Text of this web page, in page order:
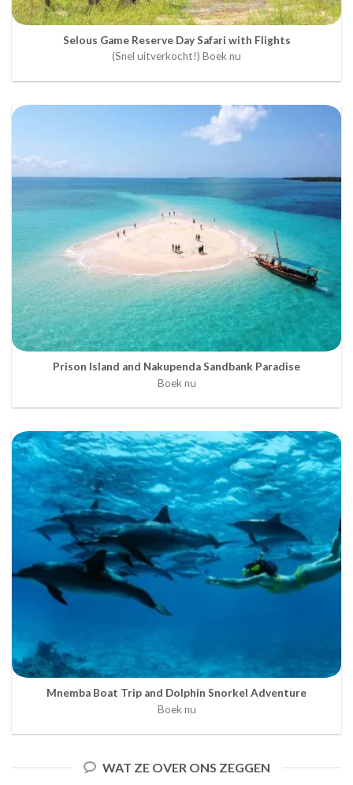
Selous Game Reserve Day Safari with Flights
(Snel uitverkocht!) Boek nu
Prison Island and Nakupenda Sandbank Paradise
Boek nu
Mnemba Boat Trip and Dolphin Snorkel Adventure
Boek nu
WAT ZE OVER ONS ZEGGEN